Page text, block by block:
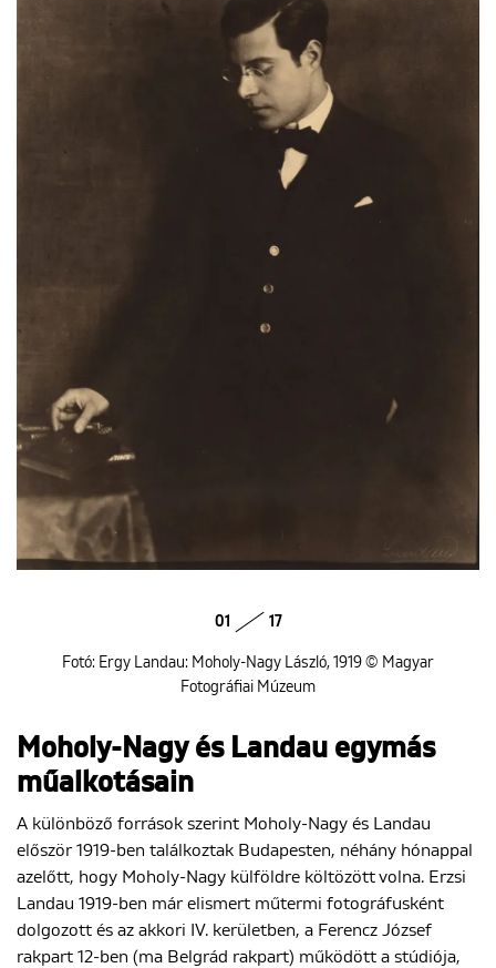
01 17
Fotó: Ergy Landau: Moholy-Nagy László, 1919 © Magyar
Fotográfiai Múzeum
Moholy-Nagy és Landau egymás
műalkotásain
A különböző források szerint Moholy-Nagy és Landau
először 1919-ben találkoztak Budapesten, néhány hónappal
azelőtt, hogy Moholy-Nagy külföldre költözött volna. Erzsi
Landau 1919-ben már elismert műtermi fotográfusként
dolgozott és az akkori IV. kerületben, a Ferencz József
rakpart 12-ben (ma Belgrád rakpart) működött a stúdiója,